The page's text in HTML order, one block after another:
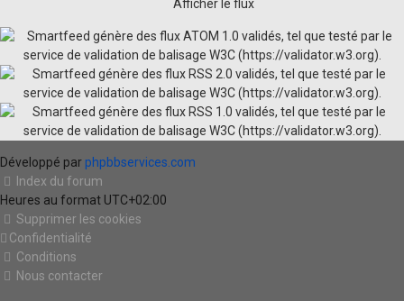
Développé par phpbbservices.com
Index du forum
Heures au format UTC+02:00
Supprimer les cookies
Confidentialité
Conditions
Nous contacter